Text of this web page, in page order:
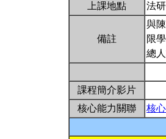
上課地點
法
備註
與
限
總
課程簡介影片
核心能力關聯
核